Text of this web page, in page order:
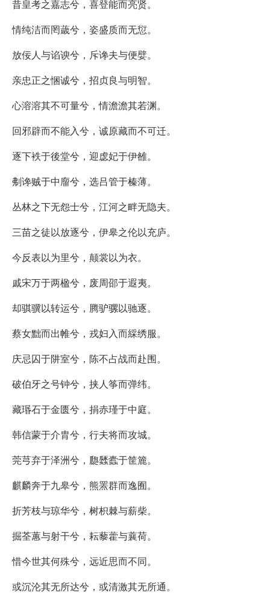
昔皇考之嘉志兮，喜登能而亮贤。
情纯洁而罔薉兮，姿盛质而无愆。
放佞人与谄谀兮，斥谗夫与便嬖。
亲忠正之悃诚兮，招贞良与明智。
心溶溶其不可量兮，情澹澹其若渊。
回邪辟而不能入兮，诚原藏而不可迁。
逐下袟于後堂兮，迎虙妃于伊雒。
刜谗贼于中廇兮，选吕管于榛薄。
丛林之下无怨士兮，江河之畔无隐夫。
三苗之徒以放逐兮，伊皋之伦以充庐。
今反表以为里兮，颠裳以为衣。
戚宋万于两楹兮，废周邵于遐夷。
却骐骥以转运兮，腾驴骡以驰逐。
蔡女黜而出帷兮，戎妇入而綵绣服。
庆忌囚于阱室兮，陈不占战而赴围。
破伯牙之号钟兮，挟人筝而弹纬。
藏瑉石于金匮兮，捐赤瑾于中庭。
韩信蒙于介胄兮，行夫将而攻城。
莞芎弃于泽洲兮，瓟瓥蠹于筐簏。
麒麟奔于九皋兮，熊罴群而逸囿。
折芳枝与琼华兮，树枳棘与薪柴。
掘荃蕙与射干兮，耘藜藿与蘘荷。
惜今世其何殊兮，远近思而不同。
或沉沦其无所达兮，或清激其无所通。